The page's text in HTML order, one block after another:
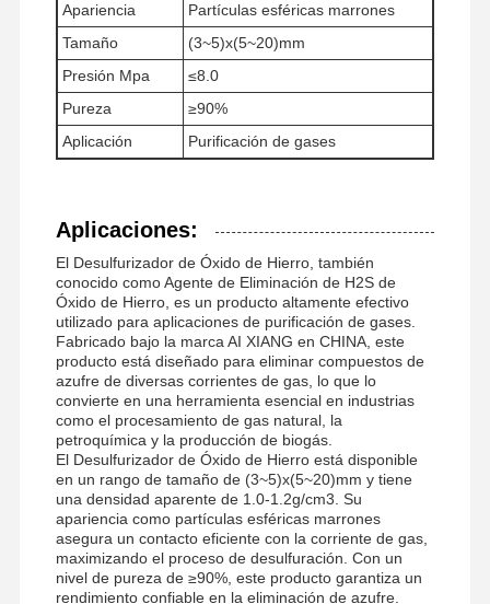
Visita A La
Fábrica
Control De
Calidad
Noticias
Todos Los
Cotización
Óxido de hierro Desulfurizer
El metacrilato de dimetilaminoetil
Cloruro de metacriloloxietil trimetil amonio
Cloruro de amonio acriloyloxietil trimetilo
Poliacrilamida aniónica
poliacrilamida no iónica
Apariencia
Partículas esféricas marrones
Tamaño
(3~5)x(5~20)mm
Presión Mpa
≤8.0
Pureza
≥90%
Aplicación
Purificación de gases
Aplicaciones:
El Desulfurizador de Óxido de Hierro, también
conocido como Agente de Eliminación de H2S de
Óxido de Hierro, es un producto altamente efectivo
utilizado para aplicaciones de purificación de gases.
Fabricado bajo la marca AI XIANG en CHINA, este
producto está diseñado para eliminar compuestos de
azufre de diversas corrientes de gas, lo que lo
convierte en una herramienta esencial en industrias
como el procesamiento de gas natural, la
petroquímica y la producción de biogás.
El Desulfurizador de Óxido de Hierro está disponible
en un rango de tamaño de (3~5)x(5~20)mm y tiene
una densidad aparente de 1.0-1.2g/cm3. Su
apariencia como partículas esféricas marrones
asegura un contacto eficiente con la corriente de gas,
maximizando el proceso de desulfuración. Con un
nivel de pureza de ≥90%, este producto garantiza un
rendimiento confiable en la eliminación de azufre.